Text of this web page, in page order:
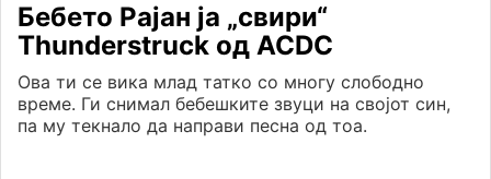
Бебето Рајан ја „свири“
Thunderstruck од ACDC
Ова ти се вика млад татко со многу слободно
време. Ги снимал бебешките звуци на својот син,
па му текнало да направи песна од тоа.